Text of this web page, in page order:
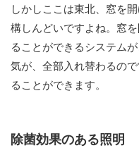
しかしここは東北、窓を
構しんどいですよね。窓
ることができるシステム
気が、全部入れ替わるの
ることができます。
除菌効果のある照明